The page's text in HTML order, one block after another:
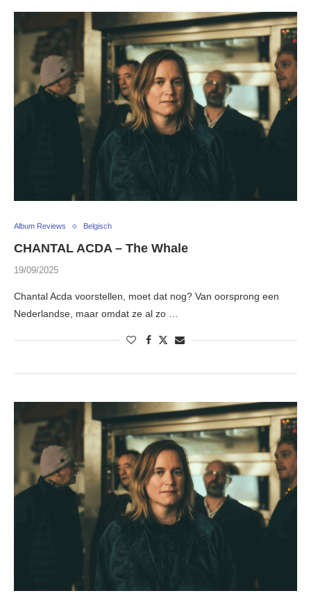
Album Reviews Belgisch
CHANTAL ACDA – The Whale
19/09/2025
Chantal Acda voorstellen, moet dat nog? Van oorsprong een
Nederlandse, maar omdat ze al zo …